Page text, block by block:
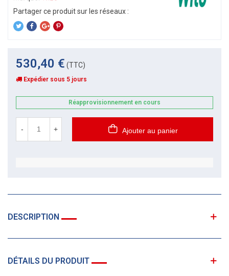
530,40 € (TTC)
Expédier sous 5 jours
Réapprovisionnement en cours
- + Ajouter au panier
DESCRIPTION
DÉTAILS DU PRODUIT